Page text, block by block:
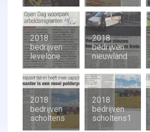
2018
bedrijven
levelone
2018
bedrijven
nieuwland
2018
bedrijven
scholtens
2018
bedrijven
scholtens1